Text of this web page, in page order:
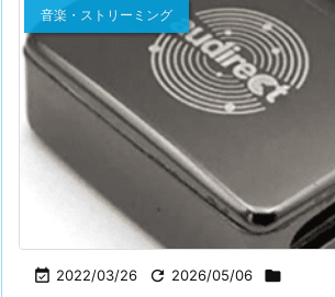
 2022/03/26  2026/05/06 
音楽・ストリーミング